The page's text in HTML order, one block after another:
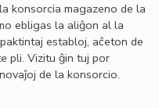
konsorcia magazeno de la
ebligas la aliĝon al la
establoj, aĉeton de
pli. Vizitu ĝin tuj por
de la konsorcio.